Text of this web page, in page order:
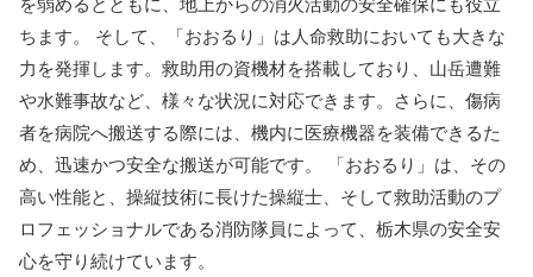
ちます。 そして、「おおるり」は人命救助においても大きな
力を発揮します。救助用の資機材を搭載しており、山岳遭難
や水難事故など、様々な状況に対応できます。さらに、傷病
者を病院へ搬送する際には、機内に医療機器を装備できるた
め、迅速かつ安全な搬送が可能です。 「おおるり」は、その
高い性能と、操縦技術に長けた操縦士、そして救助活動のプ
ロフェッショナルである消防隊員によって、栃木県の安全安
心を守り続けています。